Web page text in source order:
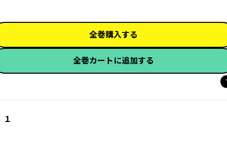
全巻購入する
全巻カートに追加する
１